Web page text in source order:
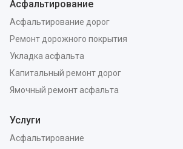
Асфальтирование
Асфальтирование дорог
Ремонт дорожного покрытия
Укладка асфальта
Капитальный ремонт дорог
Ямочный ремонт асфальта
Услуги
Асфальтирование